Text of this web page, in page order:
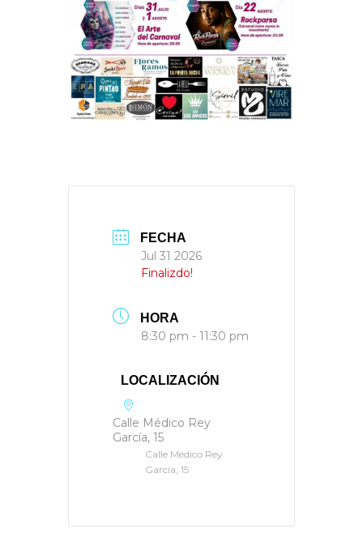
FECHA
Jul 31 2026
Finalizdo!
HORA
8:30 pm - 11:30 pm
LOCALIZACIÓN
Calle Médico Rey
García, 15
Calle Médico Rey
García, 15